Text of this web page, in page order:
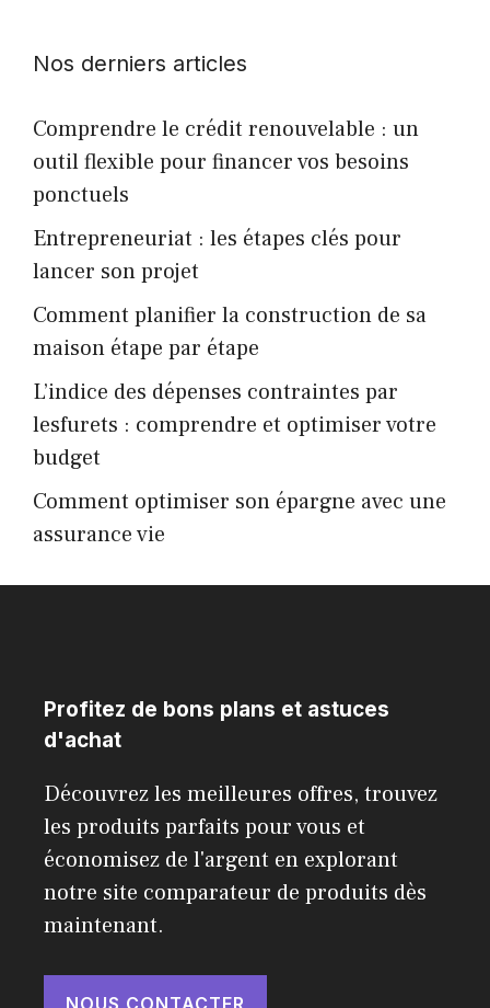
Nos derniers articles
Comprendre le crédit renouvelable : un
outil flexible pour financer vos besoins
ponctuels
Entrepreneuriat : les étapes clés pour
lancer son projet
Comment planifier la construction de sa
maison étape par étape
L’indice des dépenses contraintes par
lesfurets : comprendre et optimiser votre
budget
Comment optimiser son épargne avec une
assurance vie
Profitez de bons plans et astuces
d'achat
Découvrez les meilleures offres, trouvez
les produits parfaits pour vous et
économisez de l'argent en explorant
notre site comparateur de produits dès
maintenant.
NOUS CONTACTER